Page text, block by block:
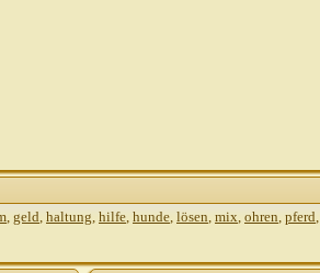
, geld, haltung, hilfe, hunde, lösen, mix, ohren, pferd,